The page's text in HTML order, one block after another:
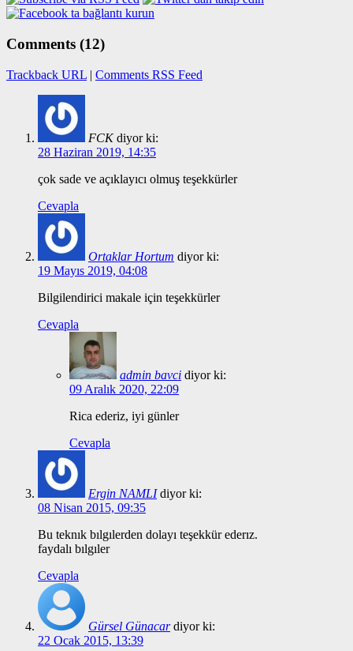
Comments (12)
Trackback URL | Comments RSS Feed
FCK diyor ki:
28 Haziran 2019, 14:35
çok sade ve açıklayıcı olmuş teşekkürler
Cevapla
Ortaklar Hortum diyor ki:
19 Mayıs 2019, 04:08
Bilgilendirici makale için teşekkürler
Cevapla
admin bavci diyor ki:
09 Aralık 2020, 22:09
Rica ederiz, iyi günler
Cevapla
Ergin NAMLI diyor ki:
08 Nisan 2015, 09:35
Bu teknık bılgılerden dolayı teşekkür ederız.
faydalı bılgıler
Cevapla
Gürsel Günacar diyor ki:
22 Ocak 2015, 13:39